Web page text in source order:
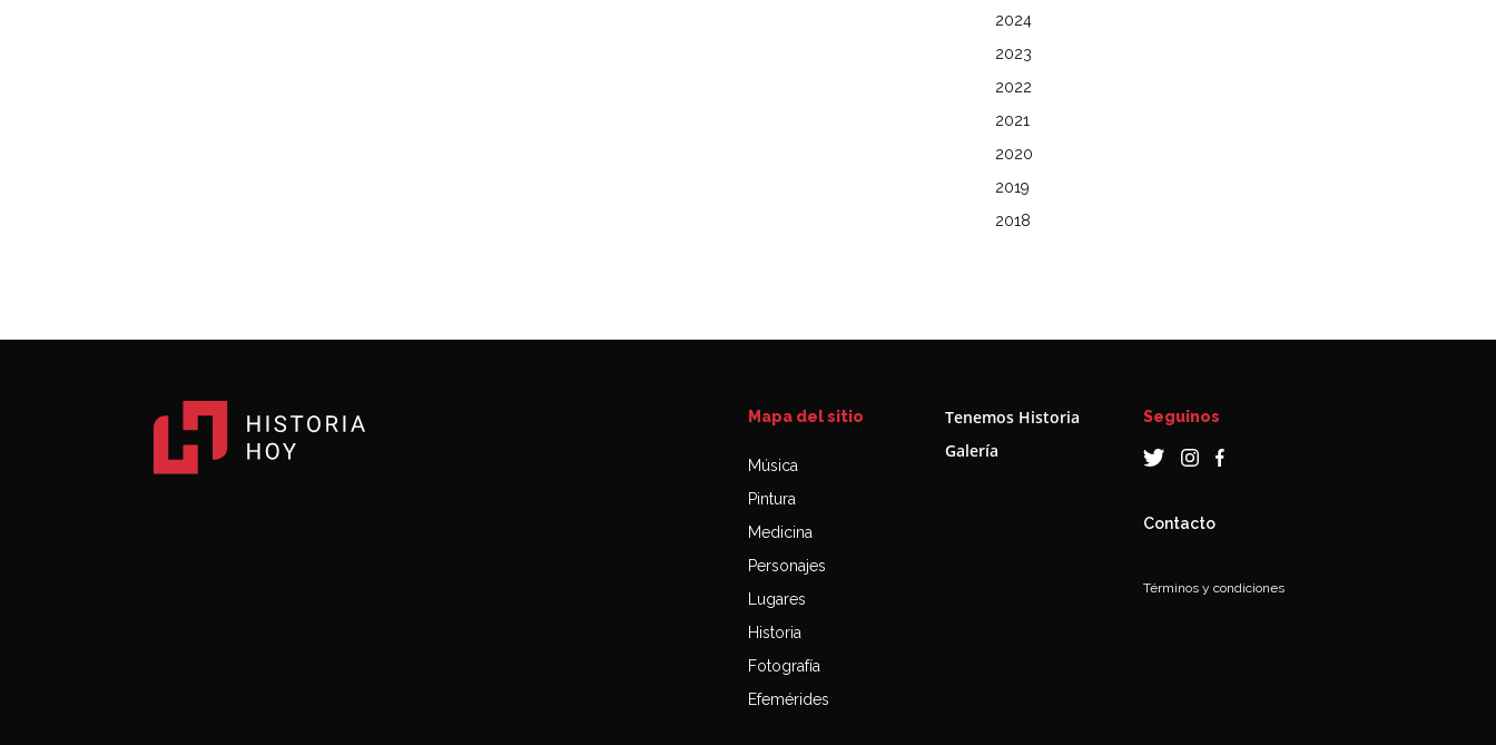
2024
2023
2022
2021
2020
2019
2018
Mapa del sitio
Música
Pintura
Medicina
Personajes
Lugares
Historia
Fotografía
Efemérides
Tenemos Historia
Galería
Seguinos
Contacto
Términos y condiciones